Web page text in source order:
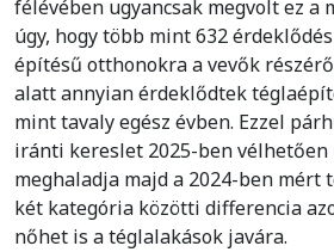
félévében ugyancsak megvolt ez a
úgy, hogy több mint 632
építésű otthonokra a vevők
alatt annyian érdeklődtek
mint tavaly egész évben. Ezzel
iránti kereslet 2025-ben vélhetően
meghaladja majd a 2024-ben mért
két kategória közötti differencia
nőhet is a téglalakások javára.